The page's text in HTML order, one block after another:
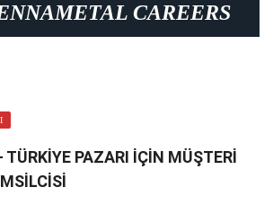
CAREERS
PAZARI İÇİN MÜŞTERİ